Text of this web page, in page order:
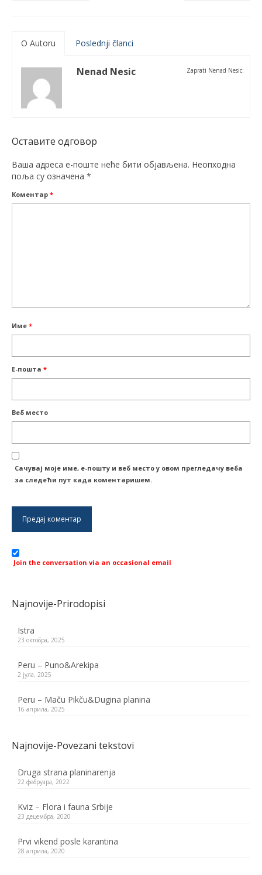
O Autoru Poslednji članci
Zaprati Nenad Nesic:
Nenad Nesic
Оставите одговор
Ваша адреса е-поште неће бити објављена. Неопходна
поља су означена *
Коментар *
Име *
Е-пошта *
Веб место
Сачувај моје име, е-пошту и веб место у овом прегледачу веба
за следећи пут када коментаришем.
Join the conversation via an occasional email
Najnovije-Prirodopisi
Istra
23 октобра, 2025
Peru – Puno&Arekipa
2 јула, 2025
Peru – Maču Pikču&Dugina planina
16 априла, 2025
Najnovije-Povezani tekstovi
Druga strana planinarenja
22 фебруара, 2022
Kviz – Flora i fauna Srbije
23 децембра, 2020
Prvi vikend posle karantina
28 априла, 2020